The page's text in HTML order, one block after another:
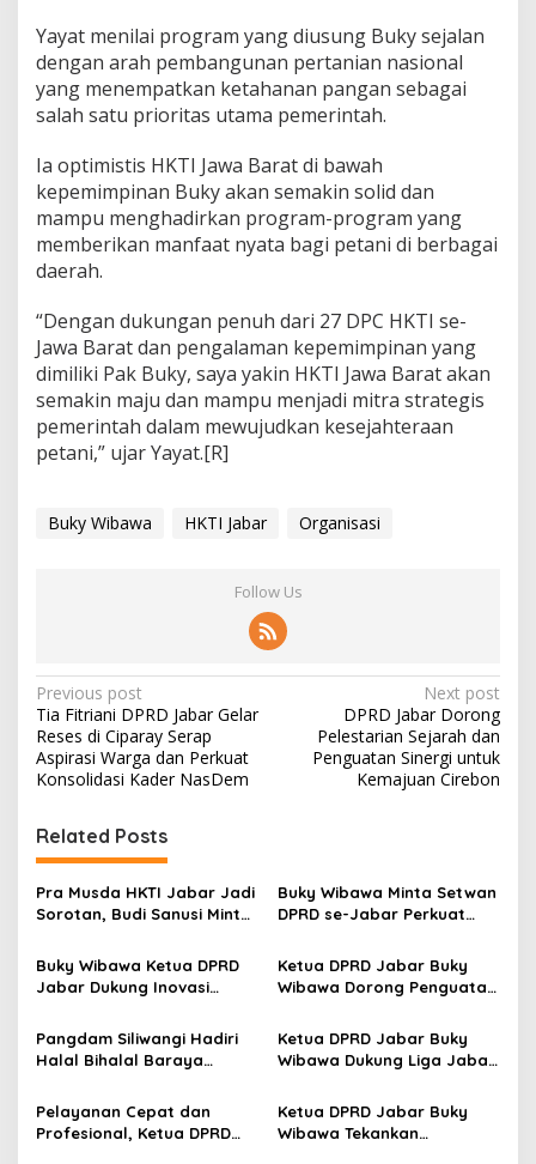
Yayat menilai program yang diusung Buky sejalan
dengan arah pembangunan pertanian nasional
yang menempatkan ketahanan pangan sebagai
salah satu prioritas utama pemerintah.
Ia optimistis HKTI Jawa Barat di bawah
kepemimpinan Buky akan semakin solid dan
mampu menghadirkan program-program yang
memberikan manfaat nyata bagi petani di berbagai
daerah.
“Dengan dukungan penuh dari 27 DPC HKTI se-
Jawa Barat dan pengalaman kepemimpinan yang
dimiliki Pak Buky, saya yakin HKTI Jawa Barat akan
semakin maju dan mampu menjadi mitra strategis
pemerintah dalam mewujudkan kesejahteraan
petani,” ujar Yayat.[R]
Buky Wibawa HKTI Jabar Organisasi
Follow Us
P
o
s
t
n
a
v
i
g
a
t
i
o
n
Previous post
Tia Fitriani DPRD Jabar Gelar
Reses di Ciparay Serap
Aspirasi Warga dan Perkuat
Konsolidasi Kader NasDem
Next post
DPRD Jabar Dorong
Pelestarian Sejarah dan
Penguatan Sinergi untuk
Kemajuan Cirebon
Related Posts
Pra Musda HKTI Jabar Jadi
Sorotan, Budi Sanusi Minta
Buky Wibawa Minta Setwan
DPRD se-Jabar Perkuat
Kepatuhan Hukum
Buky Wibawa Ketua DPRD
Jabar Dukung Inovasi
Ternak Jadi Energi Bersih
Ketua DPRD Jabar Buky
Wibawa Dorong Penguatan
Jawa Barat
Pangdam Siliwangi Hadiri
Halal Bihalal Baraya
Soroti Peran Strategis
Organisasi
Ketua DPRD Jabar Buky
Wibawa Dukung Liga Jabar
Pembinaan Sepak Bola Usia
Dini
Pelayanan Cepat dan
Profesional, Ketua DPRD
Ketua DPRD Jabar Buky
Wibawa Tekankan